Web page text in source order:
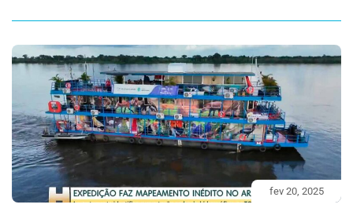
fev 20, 2025